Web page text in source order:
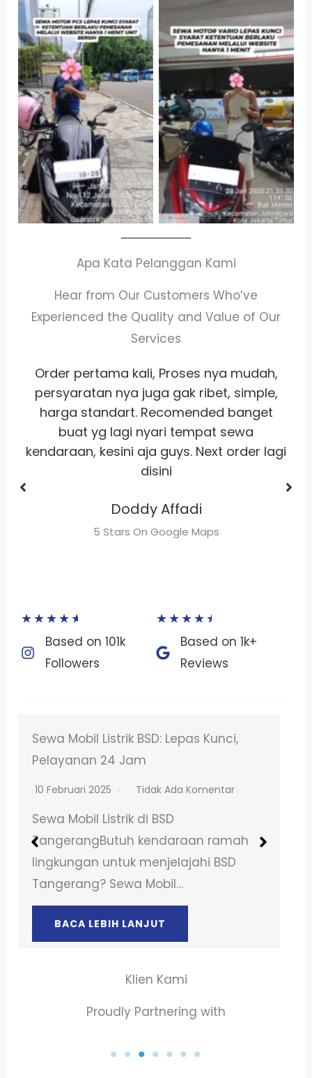
Antar Jemput
Kendaraan
Cityplaza
Jatinegara Gedung
Parkir P6A
Apa Kata Pelanggan Kami
Hear from Our Customers Who’ve
Experienced the Quality and Value of Our
Services
Whort it bangetpelayananramah
satset recomm banget lah pokoknya
buat sewa motor area jakarta
Dhimas Adrian Adrian
5 Stars On Google Maps
★★★★★
Based on 101k
Followers​
★★★★★
Based on 1k+
Reviews​
Benda Profesional Sewa Mobil
Terpercaya Lepas Kunci
20 Januari 2026 Tidak Ada Komentar
Sewa Mobil Terpercaya di
TangerangLagi cari sewa mobil yang
nyaman dan terpercaya di
Tangerang? PT….
BACA LEBIH LANJUT
Klien Kami
Proudly Partnering with